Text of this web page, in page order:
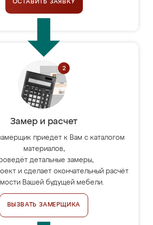
ОСТАВИТЬ ЗАЯВКУ
Замер и расчет
приедет к Вам с каталогом
материалов,
детальные замеры,
и сделает окончательный расчёт
Вашей будущей мебели.
ВЫЗВАТЬ ЗАМЕРЩИКА